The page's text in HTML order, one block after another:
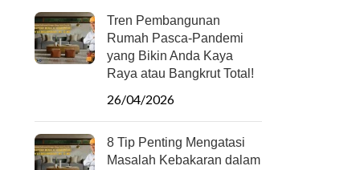
Tren Pembangunan
Rumah Pasca-Pandemi
yang Bikin Anda Kaya
Raya atau Bangkrut Total!
26/04/2026
8 Tip Penting Mengatasi
Masalah Kebakaran dalam